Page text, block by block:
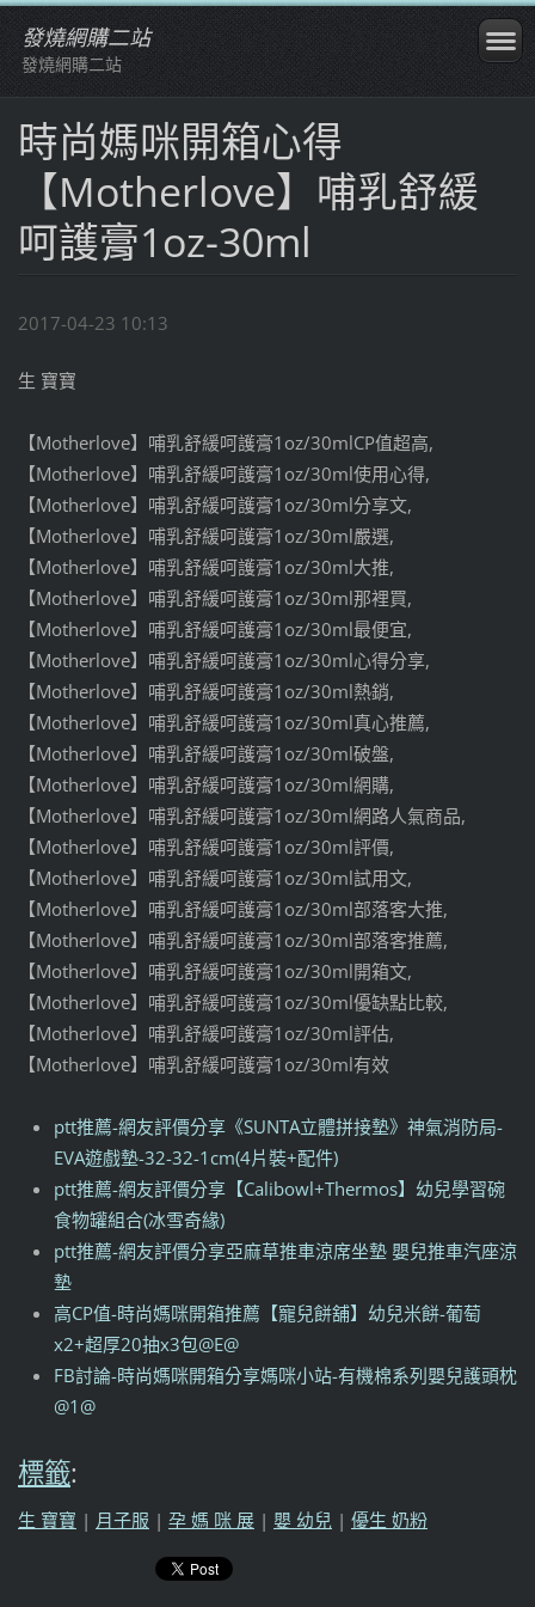
發燒網購二站
發燒網購二站
時尚媽咪開箱心得
【Motherlove】哺乳舒緩
呵護膏1oz-30ml
2017-04-23 10:13
生 寶寶
【Motherlove】哺乳舒緩呵護膏1oz/30mlCP值超高,
【Motherlove】哺乳舒緩呵護膏1oz/30ml使用心得,
【Motherlove】哺乳舒緩呵護膏1oz/30ml分享文,
【Motherlove】哺乳舒緩呵護膏1oz/30ml嚴選,
【Motherlove】哺乳舒緩呵護膏1oz/30ml大推,
【Motherlove】哺乳舒緩呵護膏1oz/30ml那裡買,
【Motherlove】哺乳舒緩呵護膏1oz/30ml最便宜,
【Motherlove】哺乳舒緩呵護膏1oz/30ml心得分享,
【Motherlove】哺乳舒緩呵護膏1oz/30ml熱銷,
【Motherlove】哺乳舒緩呵護膏1oz/30ml真心推薦,
【Motherlove】哺乳舒緩呵護膏1oz/30ml破盤,
【Motherlove】哺乳舒緩呵護膏1oz/30ml網購,
【Motherlove】哺乳舒緩呵護膏1oz/30ml網路人氣商品,
【Motherlove】哺乳舒緩呵護膏1oz/30ml評價,
【Motherlove】哺乳舒緩呵護膏1oz/30ml試用文,
【Motherlove】哺乳舒緩呵護膏1oz/30ml部落客大推,
【Motherlove】哺乳舒緩呵護膏1oz/30ml部落客推薦,
【Motherlove】哺乳舒緩呵護膏1oz/30ml開箱文,
【Motherlove】哺乳舒緩呵護膏1oz/30ml優缺點比較,
【Motherlove】哺乳舒緩呵護膏1oz/30ml評估,
【Motherlove】哺乳舒緩呵護膏1oz/30ml有效
ptt推薦-網友評價分享《SUNTA立體拼接墊》神氣消防局-
EVA遊戲墊-32-32-1cm(4片裝+配件)
ptt推薦-網友評價分享【Calibowl+Thermos】幼兒學習碗
食物罐組合(冰雪奇緣)
ptt推薦-網友評價分享亞麻草推車涼席坐墊 嬰兒推車汽座涼
墊
高CP值-時尚媽咪開箱推薦【寵兒餅舖】幼兒米餅-葡萄
x2+超厚20抽x3包@E@
FB討論-時尚媽咪開箱分享媽咪小站-有機棉系列嬰兒護頭枕
@1@
標籤:
生 寶寶 | 月子服 | 孕 媽 咪 展 | 嬰 幼兒 | 優生 奶粉